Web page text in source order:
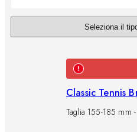
Classic Tennis
Taglia 155-185 mm